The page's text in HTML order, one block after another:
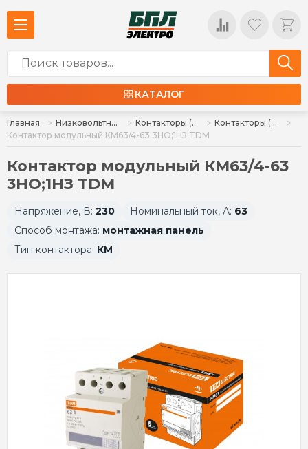
КАТАЛОГ
Главная Низковольтное оборудование Контакторы (пускатели), комплектующие
Контакторы (пускатели)
Контактор модульный КМ63/4-63 3НО;1НЗ TDM
Контактор модульный КМ63/4-63
3НО;1НЗ TDM
Напряжение, В: 230 Номинальный ток, А: 63
Способ монтажа: монтажная панель
Тип контактора: КМ